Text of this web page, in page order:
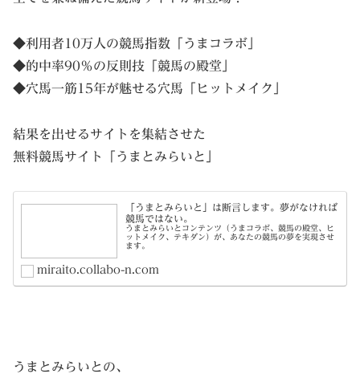
◆利用者10万人の競馬指数「 うまコラボ
◆的中率90％の反則技「 競馬の殿堂
◆穴馬一筋15年が魅せる穴馬「
ヒットメイク
結果を出せるサイトを集結させた
無料競馬サイト「うまとみらいと」
「うまとみらいと」は断言します。夢がなければ
競馬ではない。
うまとみらいとコンテンツ（うまコラボ、競馬の殿堂、ヒ
ットメイク、テキダン）が、あなたの競馬の夢を実現させ
ます。
miraito.collabo-n.com
うまとみらいとの、